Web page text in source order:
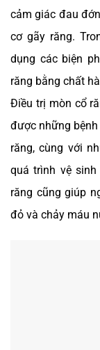
cảm giác đau
cơ gãy răng.
dụng các biện
răng bằng chất
Điều trị mòn cổ
được những
răng, cùng với
quá trình vệ
răng cũng giúp
đỏ và chảy máu